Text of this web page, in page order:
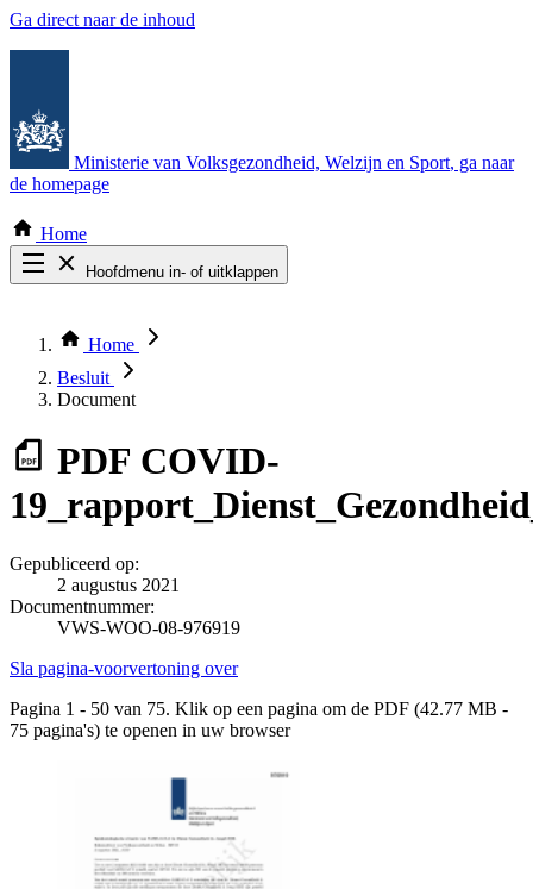
Ga direct naar de inhoud
Ministerie van Volksgezondheid, Welzijn en Sport, ga naar
de homepage
Home
Hoofdmenu in- of uitklappen
Thema COVID-19
Bekijk per bestuursorgaan
Home
Besluit
Document
PDF COVID-
Gepubliceerd op:
2 augustus 2021
Documentnummer:
VWS-WOO-08-976919
Sla pagina-voorvertoning over
Pagina 1 - 50 van 75. Klik op een pagina om de PDF (42.77 MB -
75 pagina's) te openen in uw browser